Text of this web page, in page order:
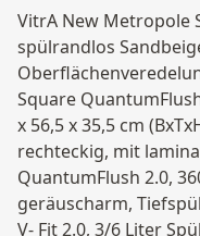
VitrA New Metropole
spülrandlos
Square
x 56,5 x 35,5 cm
rechteckig, mit
QuantumFlush 2.0,
geräuscharm,
V- Fit 2.0, 3/6 Liter